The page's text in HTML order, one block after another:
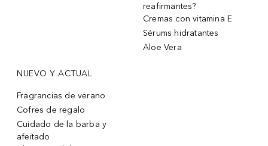
reafirmantes?
Cremas con vitamina E
Sérums hidratantes
Aloe Vera
NUEVO Y ACTUAL
Fragrancias de verano
Cofres de regalo
Cuidado de la barba y
afeitado